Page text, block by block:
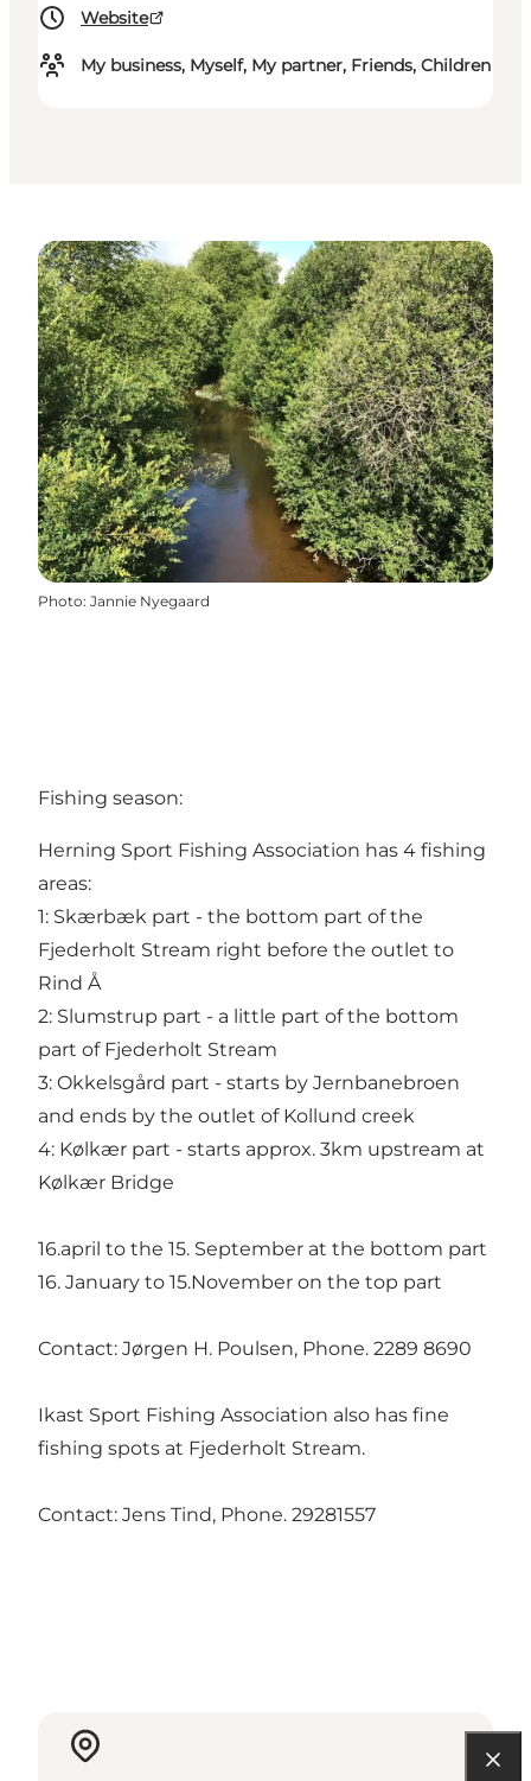
Website
My business, Myself, My partner, Friends, Children
Photo: Jannie Nyegaard
Fishing season:
Herning Sport Fishing Association has 4 fishing
areas:
1: Skærbæk part - the bottom part of the
Fjederholt Stream right before the outlet to
Rind Å
2: Slumstrup part - a little part of the bottom
part of Fjederholt Stream
3: Okkelsgård part - starts by Jernbanebroen
and ends by the outlet of Kollund creek
4: Kølkær part - starts approx. 3km upstream at
Kølkær Bridge
16.april to the 15. September at the bottom part
16. January to 15.November on the top part
Contact: Jørgen H. Poulsen, Phone. 2289 8690
Ikast Sport Fishing Association also has fine
fishing spots at Fjederholt Stream.
Contact: Jens Tind, Phone. 29281557